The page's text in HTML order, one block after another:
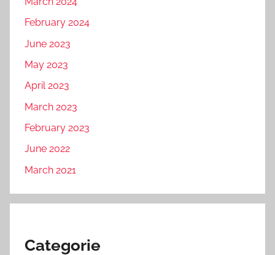
February 2024
June 2023
May 2023
April 2023
March 2023
February 2023
June 2022
March 2021
Categorie